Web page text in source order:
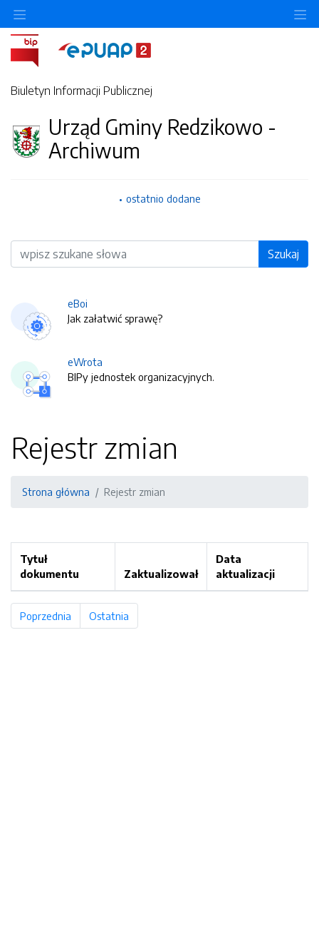
Biuletyn Informacji Publicznej
Urząd Gminy Redzikowo -
Archiwum
ostatnio dodane
Wyszukiwarka Szukaj
eBoi
Jak załatwić sprawę?
eWrota
BIPy jednostek organizacyjnych.
Rejestr zmian
Strona główna Rejestr zmian
Tytuł
dokumentu
Zaktualizował
Data
aktualizacji
Poprzednia stronaOstatnia